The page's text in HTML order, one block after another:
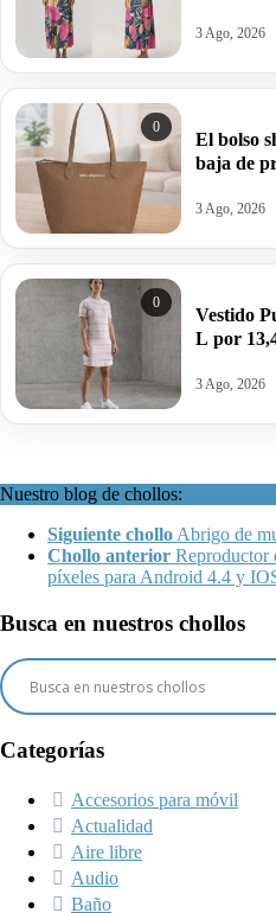
3 Ago, 2026
0
El bolso
baja de
3 Ago, 2026
0
Vestido
L por
3 Ago, 2026
Nuestro blog de chollos:
Siguiente chollo Abrigo de
Chollo anterior Reproductor
píxeles para Android 4.4 y
Busca en nuestros chollos
Categorías
Accesorios para móvil
Actualidad
Aire libre
Audio
Baño